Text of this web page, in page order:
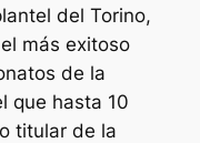
del Torino,
más exitoso
de la
que hasta 10
titular de la